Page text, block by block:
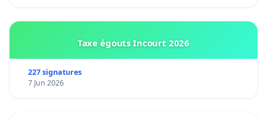
Taxe égouts Incourt 2026
227 signatures
7 Jun 2026